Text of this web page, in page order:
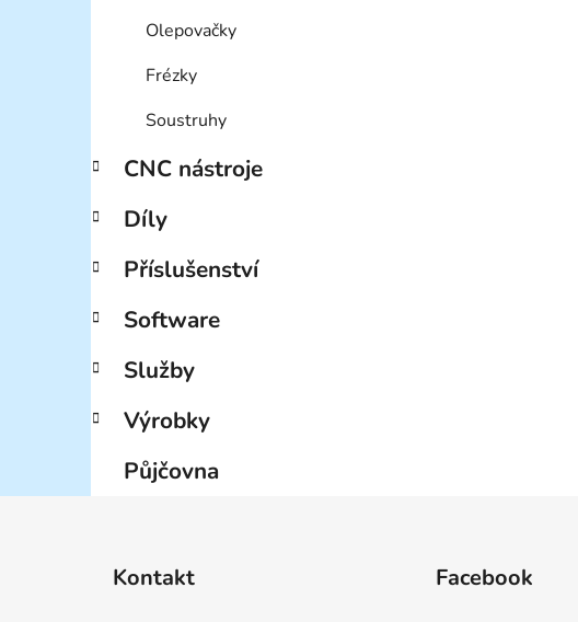
Olepovačky
Frézky
Soustruhy
CNC nástroje
Díly
Příslušenství
Software
Služby
Výrobky
Půjčovna
Kontakt Facebook